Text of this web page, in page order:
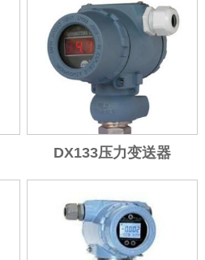
DX133压力变送器